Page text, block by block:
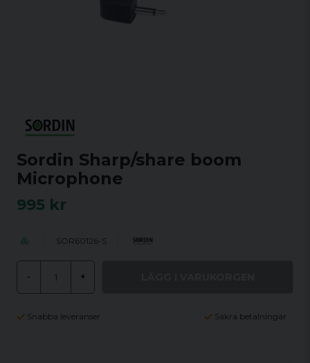
Sordin Sharp/share boom
Microphone
995 kr
SOR60126-S
- +
Snabba leveranser Säkra betalningar